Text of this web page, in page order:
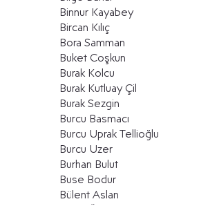
Binnur Kayabey
Bircan Kılıç
Bora Samman
Buket Coşkun
Burak Kolcu
Burak Kutluay Çil
Burak Sezgin
Burcu Basmacı
Burcu Uprak Tellioğlu
Burcu Uzer
Burhan Bulut
Buse Bodur
Bülent Aslan